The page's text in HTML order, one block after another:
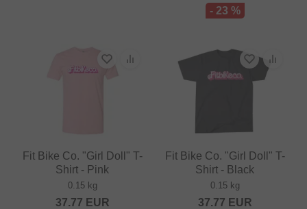
- 23 %
Fit Bike Co. "Girl Doll" T-
Shirt - Pink
0.15 kg
37.77 EUR
Fit Bike Co. "Girl Doll" T-
Shirt - Black
0.15 kg
37.77 EUR